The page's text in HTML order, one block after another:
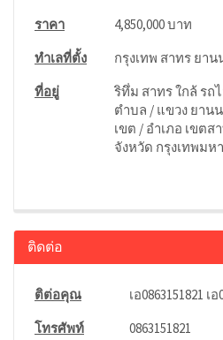
ราคา
4,850,000 บาท
ทำเลที่ตั้ง
กรุงเทพ สาทร ยาน
ที่อยู่
ริทึ่ม สาทร ใกล้ รถ
ตำบล / แขวง ยาน
เขต / อำเภอ เขตส
จังหวัด กรุงเทพมห
ติดต่อ
ติต่อคุณ
เอ0863151821 เอ
โทรศัพท์
0863151821